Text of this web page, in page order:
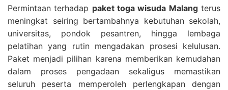
Permintaan terhadap paket toga wisuda Malangterus
meningkat seiring bertambahnya kebutuhan sekolah,
universitas, pondok pesantren, hingga lembaga
pelatihan yang rutin mengadakan prosesi kelulusan.
Paket menjadi pilihan karena memberikan kemudahan
dalam proses pengadaan sekaligus memastikan
seluruh peserta memperoleh perlengkapan dengan